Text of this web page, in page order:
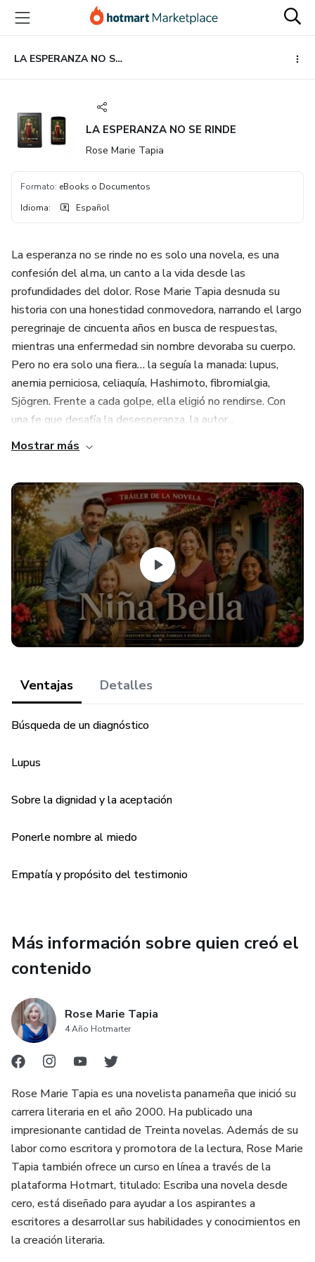
principal
página
de
página
LA ESPERANZA NO SE RINDE
LA ESPERANZA NO SE RINDE
Rose Marie Tapia
Formato: eBooks o Documentos
Idioma: Español
La esperanza no se rinde no es solo una novela, es una
confesión del alma, un canto a la vida desde las
profundidades del dolor. Rose Marie Tapia desnuda su
historia con una honestidad conmovedora, narrando el largo
peregrinaje de cincuenta años en busca de respuestas,
mientras una enfermedad sin nombre devoraba su cuerpo.
Pero no era solo una fiera… la seguía la manada: lupus,
anemia perniciosa, celiaquía, Hashimoto, fibromialgia,
Sjögren. Frente a cada golpe, ella eligió no rendirse. Con
una fe que desafía la desesperanza, la autor...
Mostrar más
Ventajas Detalles
Búsqueda de un diagnóstico
Lupus
Sobre la dignidad y la aceptación
Ponerle nombre al miedo
Empatía y propósito del testimonio
Más información sobre quien creó el
contenido
Rose Marie Tapia
4 Año Hotmarter
Rose Marie Tapia es una novelista panameña que inició su
carrera literaria en el año 2000. Ha publicado una
impresionante cantidad de Treinta novelas. Además de su
labor como escritora y promotora de la lectura, Rose Marie
Tapia también ofrece un curso en línea a través de la
plataforma Hotmart, titulado: Escriba una novela desde
cero, está diseñado para ayudar a los aspirantes a
escritores a desarrollar sus habilidades y conocimientos en
la creación literaria.